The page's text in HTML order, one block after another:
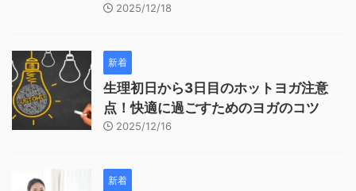
2025/12/18
新着
生理初日から3日目のホットヨガ注意
点！快適に過ごすためのヨガのコツ
2025/12/16
新着